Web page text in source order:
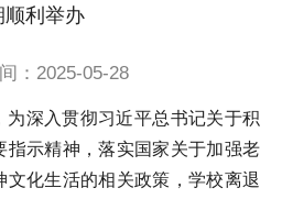
顺利举办
：2025-05-28
为深入贯彻习近平总书记关于积
指示精神，落实国家关于加强老
化生活的相关政策，学校离退